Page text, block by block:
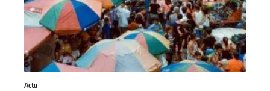
Actu